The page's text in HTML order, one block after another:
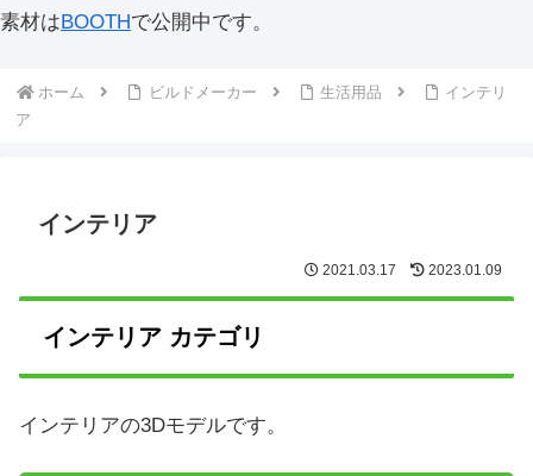
素材はBOOTHで公開中です。
ホーム ビルドメーカー 生活用品
インテリ
ア
インテリア
2021.03.17 2023.01.09
インテリア カテゴリ
インテリアの3Dモデルです。